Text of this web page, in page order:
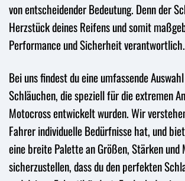
von entscheidender Bedeutung. Denn der
Herzstück deines Reifens und somit
Performance und Sicherheit verantwortlich.
Bei uns findest du eine umfassende
Schläuchen, die speziell für die extremen
Motocross entwickelt wurden. Wir
Fahrer individuelle Bedürfnisse hat, und
eine breite Palette an Größen, Stärken und
sicherzustellen, dass du den perfekten